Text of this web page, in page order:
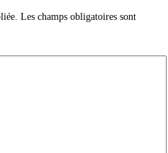
Les champs obligatoires sont